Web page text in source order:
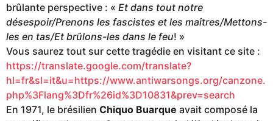
brûlante perspective : « Et dans tout notre
désespoir/Prenons les fascistes et les maîtres/Mettons-
les en tas/Et brûlons-les dans le feu! »
Vous saurez tout sur cette tragédie en visitant ce site :
https://translate.google.com/translate?
hl=fr&sl=it&u=https://www.antiwarsongs.org/canzone.
php%3Flang%3Dfr%26id%3D10831&prev=search
En 1971, le brésilien Chiquo Buarque avait composé la